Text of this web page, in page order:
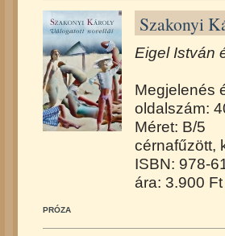
Szakonyi
Eigel István
Megjelenés
oldalszám:
Méret: B/5
cérnafűzött,
ISBN: 978-
ára: 3.900 Ft
PRÓZA